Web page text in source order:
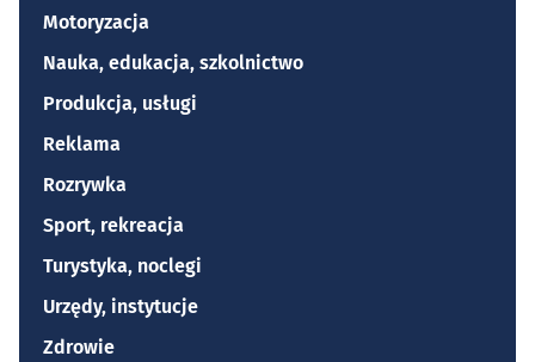
Motoryzacja
Nauka, edukacja, szkolnictwo
Produkcja, usługi
Reklama
Rozrywka
Sport, rekreacja
Turystyka, noclegi
Urzędy, instytucje
Zdrowie